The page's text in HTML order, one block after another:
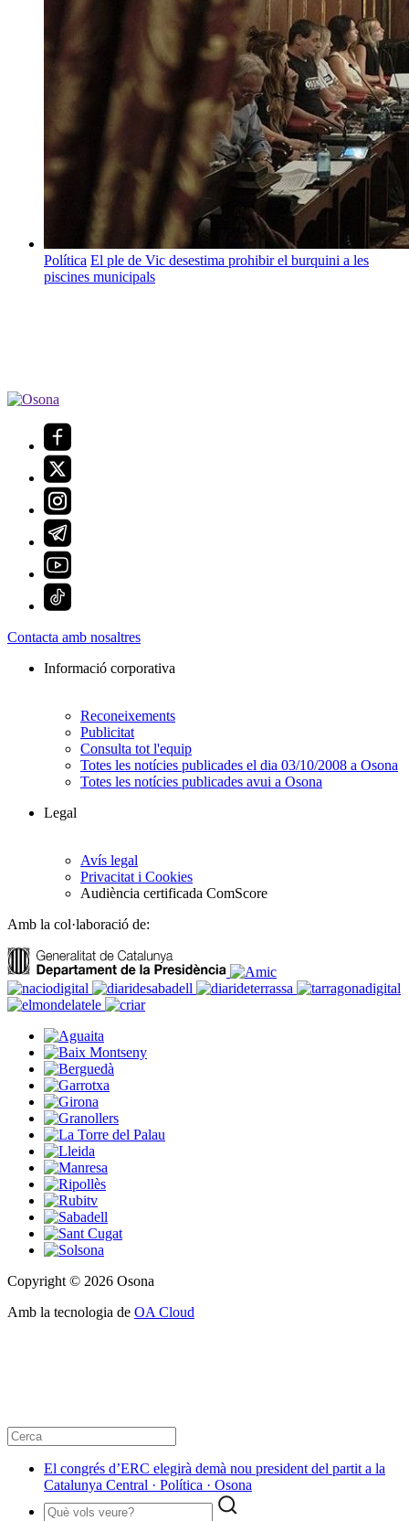
Política El ple de Vic desestima prohibir el burquini a les
piscines municipals
Contacta amb nosaltres
Informació corporativa
Reconeixements
Publicitat
Consulta tot l'equip
Totes les notícies publicades el dia 03/10/2008 a Osona
Totes les notícies publicades avui a Osona
Legal
Avís legal
Privacitat i Cookies
Audiència certificada ComScore
Amb la col·laboració de:
Copyright © 2026 Osona
Amb la tecnologia de OA Cloud
El congrés d’ERC elegirà demà nou president del partit a la
Catalunya Central · Política · Osona